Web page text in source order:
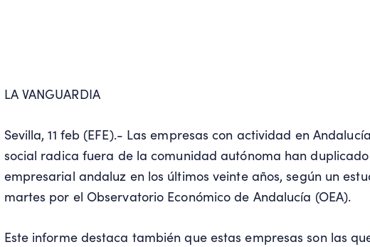
LA VANGUARDIA
Sevilla, 11 feb (EFE).- Las empresas con actividad en
social radica fuera de la comunidad autónoma han
empresarial andaluz en los últimos veinte años, según un
martes por el Observatorio Económico de Andalucía (OEA).
Este informe destaca también que estas empresas son las